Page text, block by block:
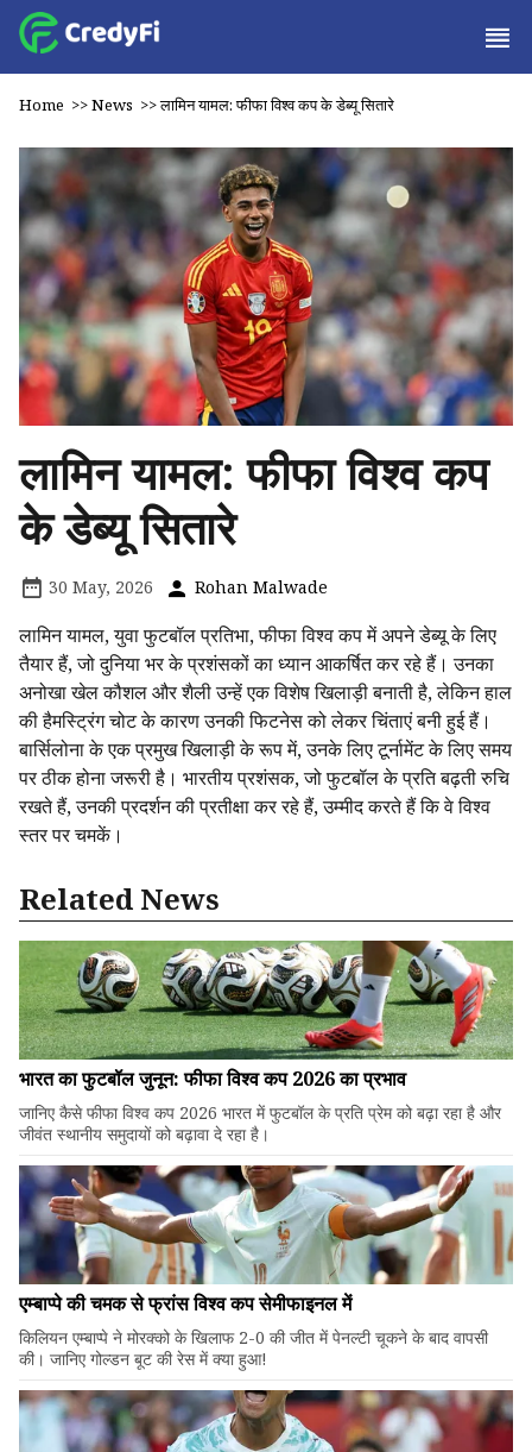
Home >>News >>लामिन यामल: फीफा विश्व कप के डेब्यू सितारे
लामिन यामल: फीफा विश्व कप
के डेब्यू सितारे
30 May, 2026 Rohan Malwade
लामिन यामल, युवा फुटबॉल प्रतिभा, फीफा विश्व कप में अपने डेब्यू के लिए
तैयार हैं, जो दुनिया भर के प्रशंसकों का ध्यान आकर्षित कर रहे हैं। उनका
अनोखा खेल कौशल और शैली उन्हें एक विशेष खिलाड़ी बनाती है, लेकिन हाल
की हैमस्ट्रिंग चोट के कारण उनकी फिटनेस को लेकर चिंताएं बनी हुई हैं।
बार्सिलोना के एक प्रमुख खिलाड़ी के रूप में, उनके लिए टूर्नामेंट के लिए समय
पर ठीक होना जरूरी है। भारतीय प्रशंसक, जो फुटबॉल के प्रति बढ़ती रुचि
रखते हैं, उनकी प्रदर्शन की प्रतीक्षा कर रहे हैं, उम्मीद करते हैं कि वे विश्व
स्तर पर चमकें।
Related News
भारत का फुटबॉल जुनून: फीफा विश्व कप 2026 का प्रभाव
जानिए कैसे फीफा विश्व कप 2026 भारत में फुटबॉल के प्रति प्रेम को बढ़ा रहा है और
जीवंत स्थानीय समुदायों को बढ़ावा दे रहा है।
एम्बाप्पे की चमक से फ्रांस विश्व कप सेमीफाइनल में
किलियन एम्बाप्पे ने मोरक्को के खिलाफ 2-0 की जीत में पेनल्टी चूकने के बाद वापसी
की। जानिए गोल्डन बूट की रेस में क्या हुआ!